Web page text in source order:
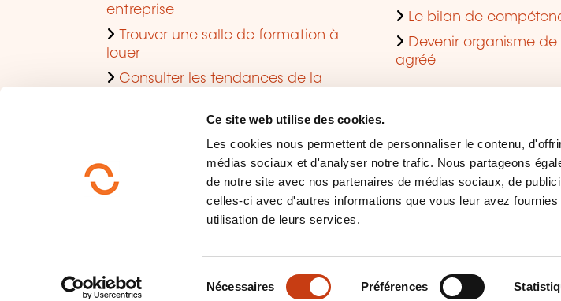
Ce site web utilise des cookies.
Les cookies nous permettent de personnaliser le contenu,
médias sociaux et d'analyser notre trafic. Nous partageons
de notre site avec nos partenaires de médias sociaux, de
celles-ci avec d'autres informations que vous leur avez
utilisation de leurs services.
Nécessaires Préférences
entreprise
Trouver une salle de formation à
louer
Consulter les tendances de la
Le bilan de
Devenir organisme
agréé
Plan du site